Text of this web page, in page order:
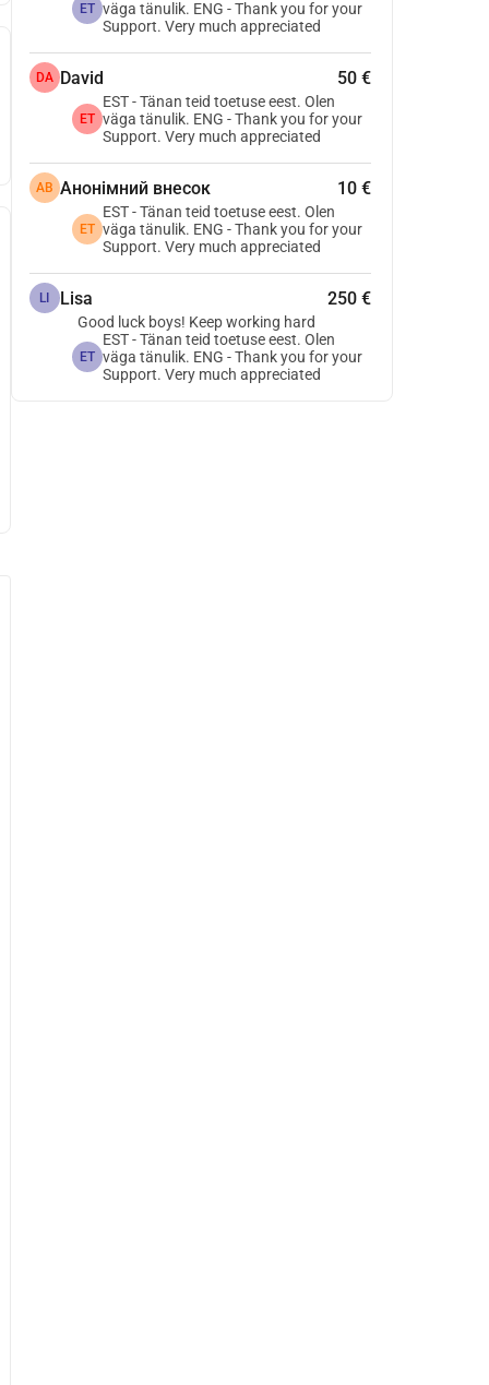
ET väga tänulik. ENG - Thank you for your
Support. Very much appreciated
DA David 50 €
ET
EST - Tänan teid toetuse eest. Olen
väga tänulik. ENG - Thank you for your
Support. Very much appreciated
АВ Анонімний внесок 10 €
ET
EST - Tänan teid toetuse eest. Olen
väga tänulik. ENG - Thank you for your
Support. Very much appreciated
LI Lisa 250 €
Good luck boys! Keep working hard
ET
EST - Tänan teid toetuse eest. Olen
väga tänulik. ENG - Thank you for your
Support. Very much appreciated